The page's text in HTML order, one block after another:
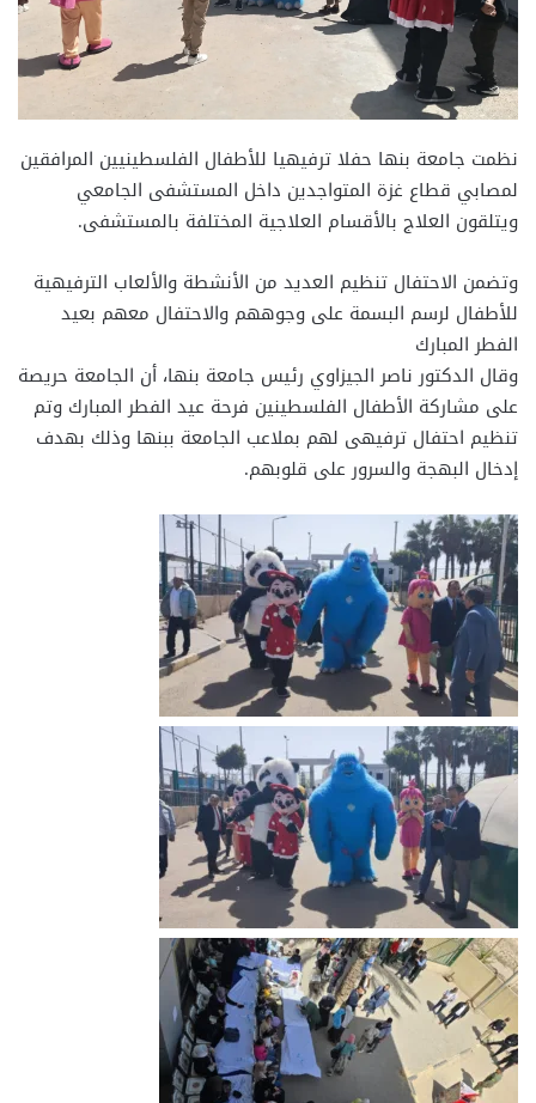
نظمت جامعة بنها حفلا ترفيهيا للأطفال الفلسطينيين المرافقين
لمصابي قطاع غزة المتواجدين داخل المستشفى الجامعي
ويتلقون العلاج بالأقسام العلاجية المختلفة بالمستشفى.
وتضمن الاحتفال تنظيم العديد من الأنشطة والألعاب الترفيهية
للأطفال لرسم البسمة على وجوههم والاحتفال معهم بعيد
الفطر المبارك
وقال الدكتور ناصر الجيزاوي رئيس جامعة بنها، أن الجامعة حريصة
على مشاركة الأطفال الفلسطينين فرحة عيد الفطر المبارك وتم
تنظيم احتفال ترفيهى لهم بملاعب الجامعة ببنها وذلك بهدف
إدخال البهجة والسرور على قلوبهم.